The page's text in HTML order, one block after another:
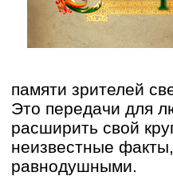
памяти зрителей
Это передачи для
расширить свой
неизвестные
равнодушными.